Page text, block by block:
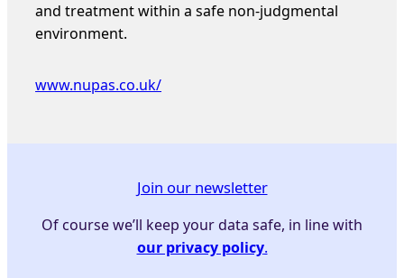
and treatment within a safe non-judgmental
environment.
www.nupas.co.uk/
Join our newsletter
Of course we’ll keep your data safe, in line with
our privacy policy.